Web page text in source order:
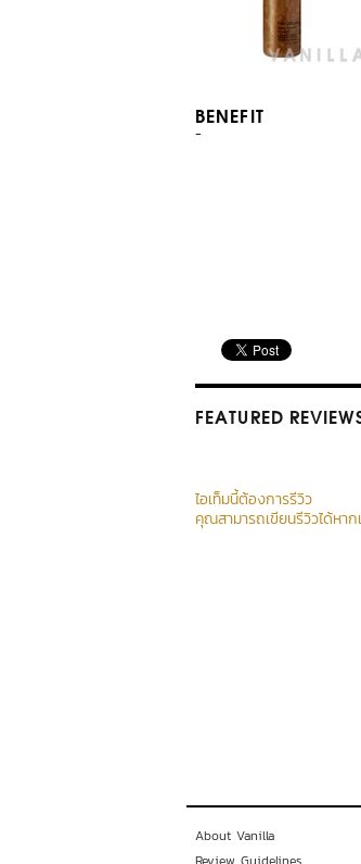
BENEFIT
-
FEATURED
ไอเท็มนี้ต้องการรีวิว
คุณสามารถเขียนรีวิวได้หาก
About Vanilla